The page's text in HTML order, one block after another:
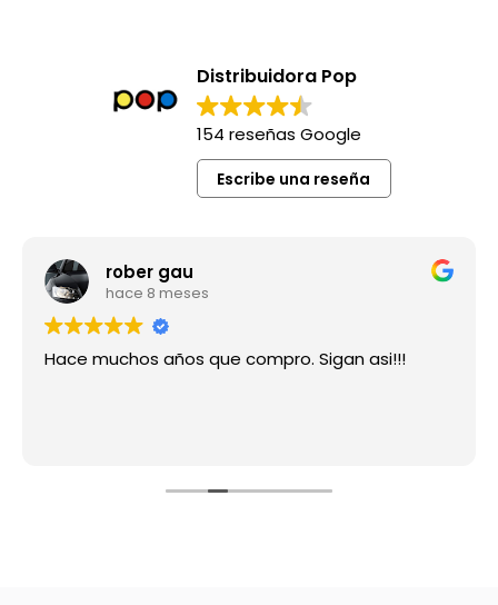
Distribuidora Pop
154 reseñas Google
Escribe una reseña
rober gau
hace 8 meses
Hace muchos años que compro. Sigan asi!!!